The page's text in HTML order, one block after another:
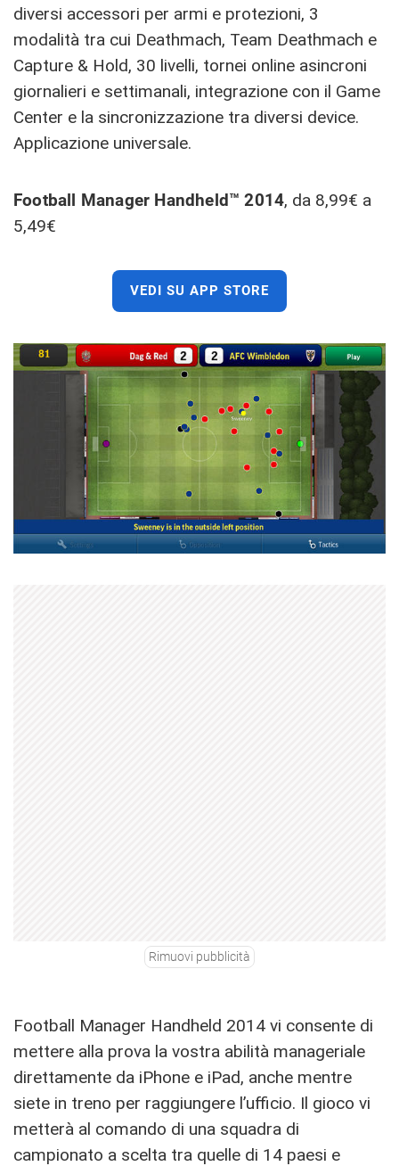
diversi accessori per armi e protezioni, 3
modalità tra cui Deathmach, Team Deathmach e
Capture & Hold, 30 livelli, tornei online asincroni
giornalieri e settimanali, integrazione con il Game
Center e la sincronizzazione tra diversi device.
Applicazione universale.
Football Manager Handheld™ 2014, da 8,99€ a
5,49€
VEDI SU APP STORE
Rimuovi pubblicità
Football Manager Handheld 2014 vi consente di
mettere alla prova la vostra abilità manageriale
direttamente da iPhone e iPad, anche mentre
siete in treno per raggiungere l’ufficio. Il gioco vi
metterà al comando di una squadra di
campionato a scelta tra quelle di 14 paesi e